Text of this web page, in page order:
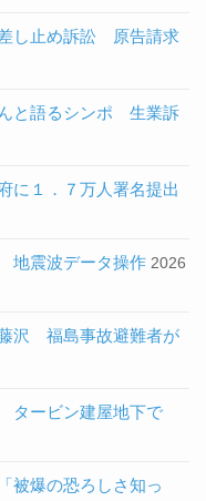
し止め訴訟 原告請求
と語るシンポ 生業訴
に１．７万人署名提出
震波データ操作 2026
沢 福島事故避難者が
タービン建屋地下で
被爆の恐ろしさ知っ